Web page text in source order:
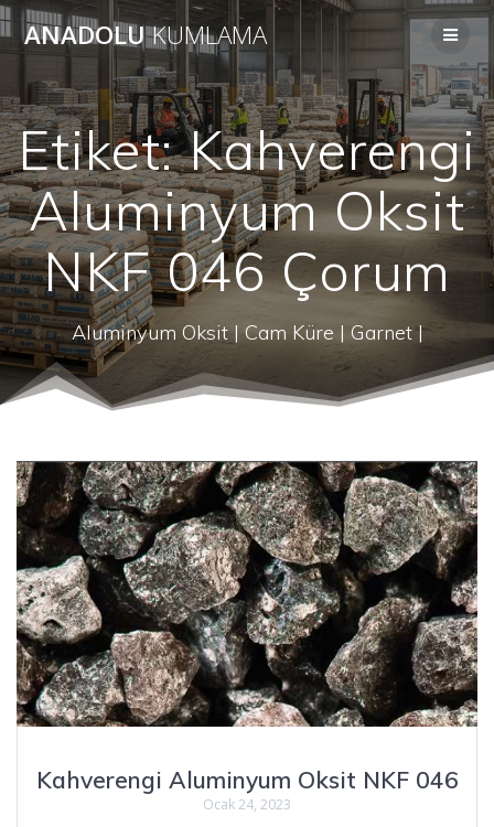
to
content
ANADOLUKUMLAMA
Etiket:Kahverengi
Aluminyum Oksit
NKF 046 Çorum
Aluminyum Oksit | Cam Küre | Garnet |
Kahverengi Aluminyum Oksit NKF 046
Ocak 24, 2023